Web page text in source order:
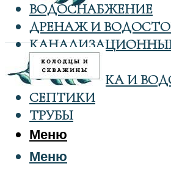
ВОДОСНАБЖЕНИЕ
ДРЕНАЖ И
КОЛОДЦЫ
САНТЕХНИКА И
СЕПТИКИ
ТРУБЫ
Меню
Меню